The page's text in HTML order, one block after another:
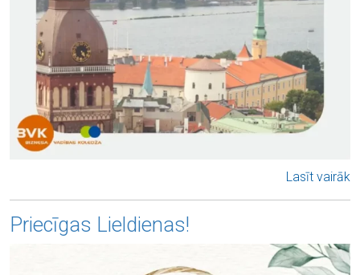
Lasīt vairāk
Priecīgas Lieldienas!